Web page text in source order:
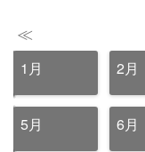
≪
1月 2月
5月 6月